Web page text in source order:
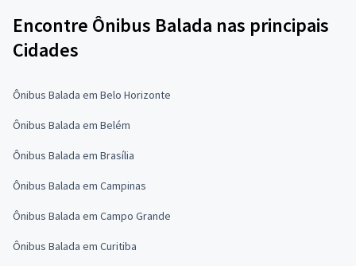
Encontre Ônibus Balada nas principais
Cidades
Ônibus Balada em Belo Horizonte
Ônibus Balada em Belém
Ônibus Balada em Brasília
Ônibus Balada em Campinas
Ônibus Balada em Campo Grande
Ônibus Balada em Curitiba